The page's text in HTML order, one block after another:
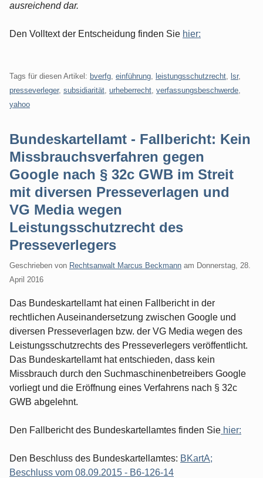
ausreichend dar.
Den Volltext der Entscheidung finden Sie hier:
Tags für diesen Artikel: bverfg einführung leistungsschutzrecht lsr,
presseverleger, subsidiarität urheberrecht verfassungsbeschwerde
yahoo
Bundeskartellamt - Fallbericht: Kein
Missbrauchsverfahren gegen
Google nach § 32c GWB im Streit
mit diversen Presseverlagen und
VG Media wegen
Leistungsschutzrecht des
Presseverlegers
Geschrieben von Rechtsanwalt Marcus Beckmann am Donnerstag, 28.
April 2016
Das Bundeskartellamt hat einen Fallbericht in der
rechtlichen Auseinandersetzung zwischen Google und
diversen Presseverlagen bzw. der VG Media wegen des
Leistungsschutzrechts des Presseverlegers veröffentlicht.
Das Bundeskartellamt hat entschieden, dass kein
Missbrauch durch den Suchmaschinenbetreibers Google
vorliegt und die Eröffnung eines Verfahrens nach § 32c
GWB abgelehnt.
Den Fallbericht des Bundeskartellamtes finden Sie hier:
Den Beschluss des Bundeskartellamtes: BKartA;
Beschluss vom 08.09.2015 - B6-126-14